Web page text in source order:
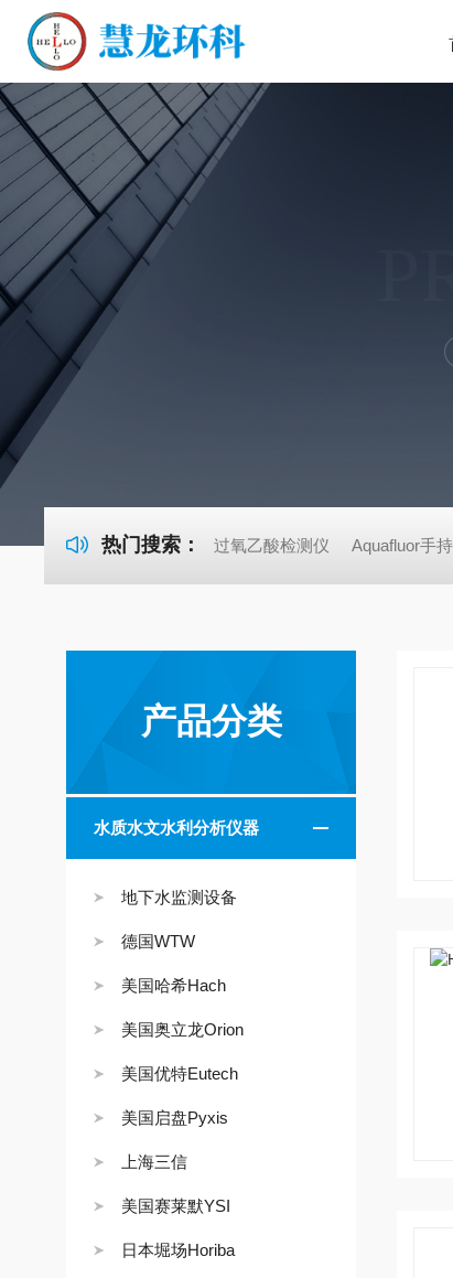
热门搜索： 过氧乙酸检测仪 Aquafluor手
产品分类
水质水文水利分析仪器
地下水监测设备
德国WTW
美国哈希Hach
美国奥立龙Orion
美国优特Eutech
美国启盘Pyxis
上海三信
美国赛莱默YSI
日本堀场Horiba